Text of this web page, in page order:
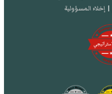
| إخلاء المسؤولية